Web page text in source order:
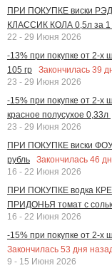
ПРИ ПОКУПКЕ виски
КЛАССИК КОЛА 0,5л за 1
22 - 29 Июня 2026
-13% при покупке от 2-х
105 гр
Закончилась 39
23 - 29 Июня 2026
-15% при покупке от 2-
красное полусухое 0,33л
23 - 29 Июня 2026
ПРИ ПОКУПКЕ виски
рубль
Закончилась 46
16 - 22 Июня 2026
ПРИ ПОКУПКЕ водка
ПРИДОНЬЯ томат с
16 - 22 Июня 2026
-15% при покупке от 2-х
Закончилась 53 дня
9 - 15 Июня 2026